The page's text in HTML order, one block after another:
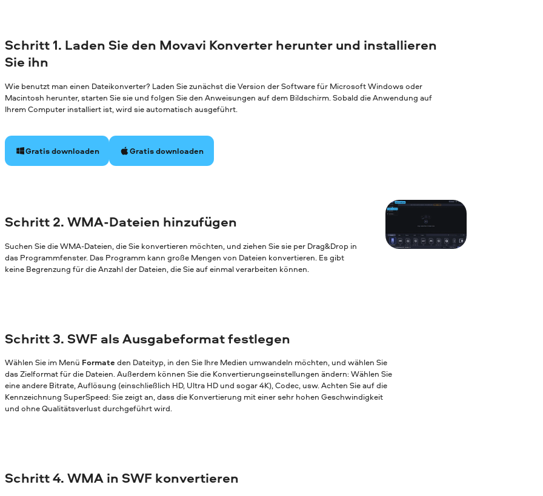
Schritt 1. Laden Sie den Movavi Konverter herunter und installieren
Sie ihn
Wie benutzt man einen Dateikonverter? Laden Sie zunächst die Version der Software für Microsoft Windows oder
Macintosh herunter, starten Sie sie und folgen Sie den Anweisungen auf dem Bildschirm. Sobald die Anwendung auf
Ihrem Computer installiert ist, wird sie automatisch ausgeführt.
Gratis downloaden Gratis downloaden
Schritt 2. WMA-Dateien hinzufügen
Suchen Sie die WMA-Dateien, die Sie konvertieren möchten, und ziehen Sie sie per Drag&Drop in
das Programmfenster. Das Programm kann große Mengen von Dateien konvertieren. Es gibt
keine Begrenzung für die Anzahl der Dateien, die Sie auf einmal verarbeiten können.
Schritt 3. SWF als Ausgabeformat festlegen
Wählen Sie im Menü Formate den Dateityp, in den Sie Ihre Medien umwandeln möchten, und wählen Sie
das Zielformat für die Dateien. Außerdem können Sie die Konvertierungseinstellungen ändern: Wählen Sie
eine andere Bitrate, Auflösung (einschließlich HD, Ultra HD und sogar 4K), Codec, usw. Achten Sie auf die
Kennzeichnung SuperSpeed: Sie zeigt an, dass die Konvertierung mit einer sehr hohen Geschwindigkeit
und ohne Qualitätsverlust durchgeführt wird.
Schritt 4. WMA in SWF konvertieren